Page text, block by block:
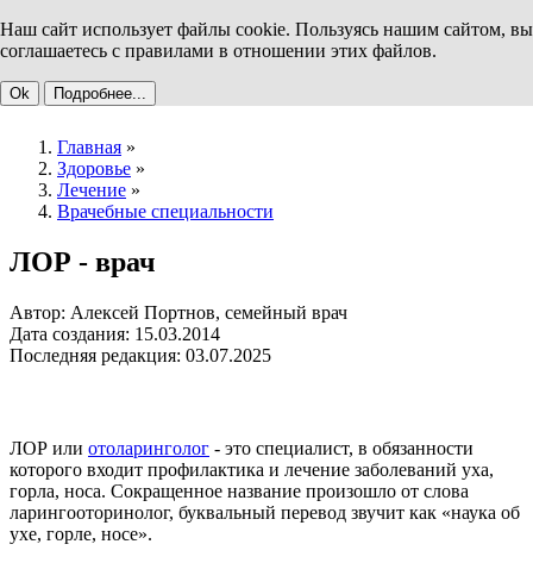
Наш сайт использует файлы cookie. Пользуясь нашим сайтом, вы
соглашаетесь с правилами в отношении этих файлов.
Ok Подробнее...
Главная »
Здоровье »
Лечение »
Врачебные специальности
ЛОР - врач
Автор: Алексей Портнов, семейный врач
Дата создания: 15.03.2014
Последняя редакция: 03.07.2025
ЛОР или отоларинголог - это специалист, в обязанности
которого входит профилактика и лечение заболеваний уха,
горла, носа. Сокращенное название произошло от слова
ларингооторинолог, буквальный перевод звучит как «наука об
ухе, горле, носе».